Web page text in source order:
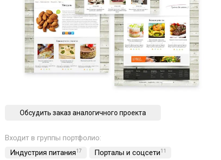
Обсудить заказ аналогичного проекта
Входит в группы портфолио:
Индустрия питания17 Порталы и соцсети11